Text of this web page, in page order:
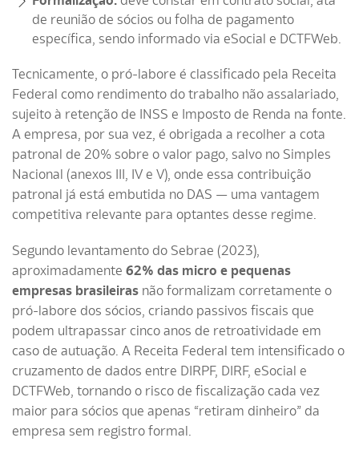
de reunião de sócios ou folha de pagamento
específica, sendo informado via eSocial e DCTFWeb.
Tecnicamente, o pró-labore é classificado pela Receita
Federal como rendimento do trabalho não assalariado,
sujeito à retenção de INSS e Imposto de Renda na fonte.
A empresa, por sua vez, é obrigada a recolher a cota
patronal de 20% sobre o valor pago, salvo no Simples
Nacional (anexos III, IV e V), onde essa contribuição
patronal já está embutida no DAS — uma vantagem
competitiva relevante para optantes desse regime.
Segundo levantamento do Sebrae (2023),
aproximadamente 62% das micro e pequenas
empresas brasileiras não formalizam corretamente o
pró-labore dos sócios, criando passivos fiscais que
podem ultrapassar cinco anos de retroatividade em
caso de autuação. A Receita Federal tem intensificado o
cruzamento de dados entre DIRPF, DIRF, eSocial e
DCTFWeb, tornando o risco de fiscalização cada vez
maior para sócios que apenas “retiram dinheiro” da
empresa sem registro formal.